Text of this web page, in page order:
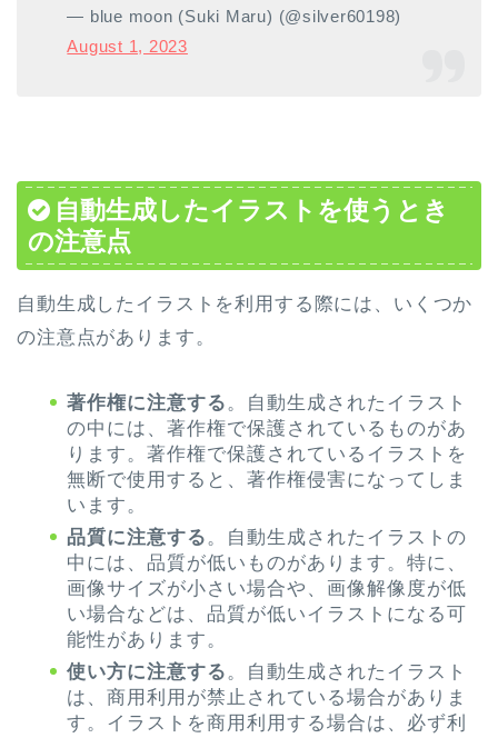
— blue moon (Suki Maru) (@silver60198)
August 1, 2023
自動生成したイラストを使うとき
の注意点
自動生成したイラストを利用する際には、いくつか
の注意点があります。
著作権に注意する 。自動生成されたイラスト
の中には、著作権で保護されているものがあ
ります。著作権で保護されているイラストを
無断で使用すると、著作権侵害になってしま
います。
品質に注意する 。自動生成されたイラストの
中には、品質が低いものがあります。特に、
画像サイズが小さい場合や、画像解像度が低
い場合などは、品質が低いイラストになる可
能性があります。
使い方に注意する 。自動生成されたイラスト
は、商用利用が禁止されている場合がありま
す。イラストを商用利用する場合は、必ず利